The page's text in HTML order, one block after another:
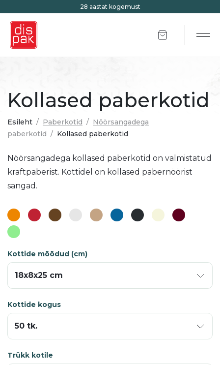
28 aastat kogemust
Items in cart: 0
Kollased paberkotid
Esileht / Paberkotid / Nöörsangadega
paberkotid / Kollased paberkotid
Nöörsangadega kollased paberkotid on valmistatud
kraftpaberist. Kottidel on kollased pabernöörist
sangad.
Kottide mõõdud (cm)
Kottide kogus
Trükk kotile